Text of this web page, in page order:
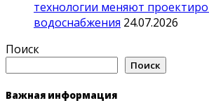
технологии меняют
водоснабжения 24.07.2026
Поиск
Поиск
Важная информация